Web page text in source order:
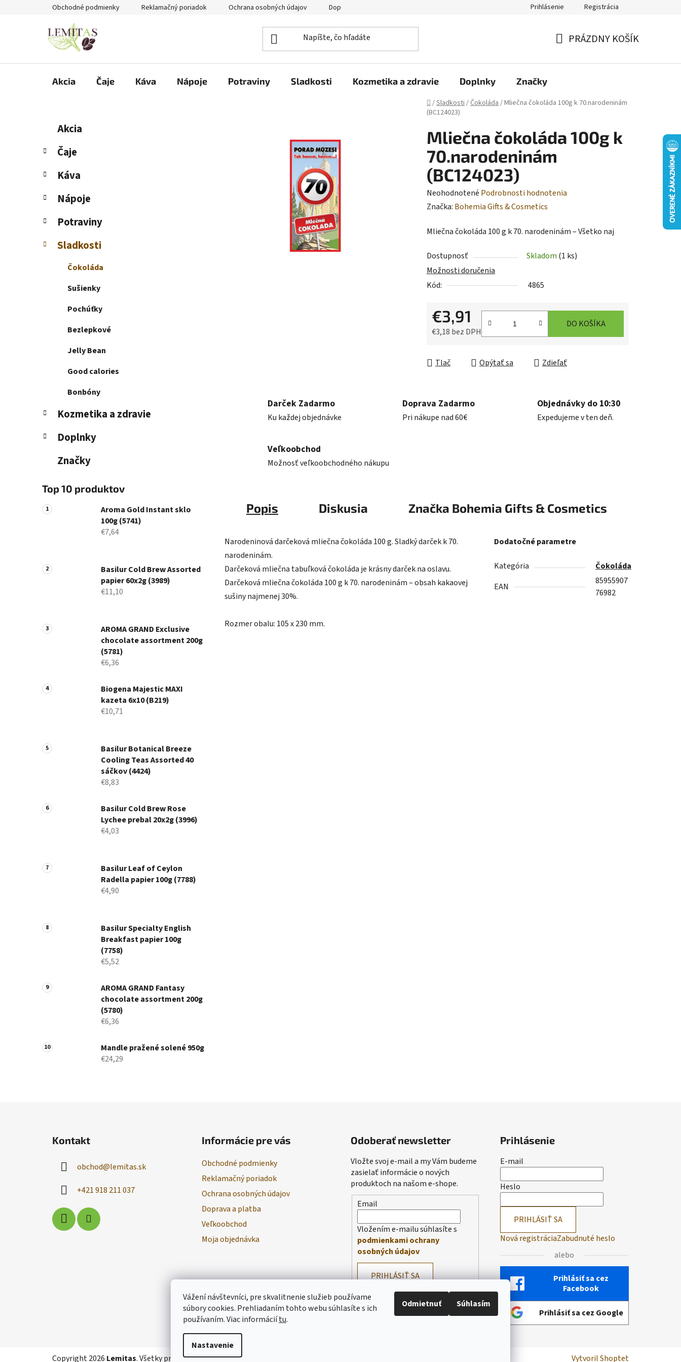
Vážení návštevníci, pre skvalitnenie služieb používame
súbory cookies. Prehliadaním tohto webu súhlasíte s ich
používaním.Viac informáciítu.
Nastavenie
Odmietnuť Súhlasím
Obchodné podmienky Reklamačný poriadok Ochrana osobných údajov Doprava a platba Prihlásenie Registrácia
PRÁZDNY KOŠÍK
Akcia Čaje Káva Nápoje Potraviny Sladkosti Kozmetika a zdravie Doplnky Značky
Domov
/Sladkosti/Čokoláda/Mliečna čokoláda 100g k 70.narodeninám
(BC124023)
č
ý
a
n
l
Preskočiť
kategórie
e
ó
i
Akcia
Čaje
Káva
Nápoje
Potraviny
Sladkosti
Čokoláda
Sušienky
Pochúťky
Bezlepkové
Jelly Bean
Good calories
Bonbóny
Kozmetika a zdravie
Doplnky
Značky
Top 10 produktov
Aroma Gold Instant sklo
100g (5741)
€7,64
Basilur Cold Brew Assorted
papier 60x2g (3989)
€11,10
AROMA GRAND Exclusive
chocolate assortment 200g
(5781)
€6,36
Biogena Majestic MAXI
kazeta 6x10 (B219)
€10,71
Basilur Botanical Breeze
Cooling Teas Assorted 40
sáčkov (4424)
€8,83
Basilur Cold Brew Rose
Lychee prebal 20x2g (3996)
€4,03
Basilur Leaf of Ceylon
Radella papier 100g (7788)
€4,90
Basilur Specialty English
Breakfast papier 100g
(7758)
€5,52
AROMA GRAND Fantasy
chocolate assortment 200g
(5780)
€6,36
Mandle pražené solené 950g
€24,29
Mliečna čokoláda 100g k
70.narodeninám
(BC124023)
Priemerné
hodnotenie
je
z
5
hviezdičiek.
Neohodnotené Podrobnosti hodnotenia
Značka: Bohemia Gifts & Cosmetics
Mliečna čokoláda 100 g k 70. narodeninám – Všetko naj
Dostupnosť Skladom (1 ks)
Možnosti doručenia
Kód:
4865
€3,91
€3,18 bez DPH
DO KOŠÍKA
Tlač Opýtať sa Zdieľať
Darček Zadarmo
Ku každej objednávke
Doprava Zadarmo
Pri nákupe nad 60€
Objednávky do 10:30
Expedujeme v ten deň.
Veľkoobchod
Možnosť veľkoobchodného nákupu
Popis Diskusia Značka Bohemia Gifts & Cosmetics
Narodeninová darčeková mliečna čokoláda 100 g. Sladký darček k 70.
narodeninám.
Darčeková mliečna tabuľková čokoláda je krásny darček na oslavu.
Darčeková mliečna čokoláda 100 g k 70. narodeninám – obsah kakaovej
sušiny najmenej 30%.
Rozmer obalu: 105 x 230 mm.
Dodatočné parametre
Kategória
Čokoláda
EAN
85955907
76982
Kontakt
obchod@lemitas.sk
+421 918 211 037
Informácie pre vás
Obchodné podmienky
Reklamačný poriadok
Ochrana osobných údajov
Doprava a platba
Veľkoobchod
Moja objednávka
Odoberať newsletter
Vložte svoj e-mail a my Vám budeme
zasielať informácie o nových
produktoch na našom e-shope.
Email
Vložením e-mailu súhlasíte s
podmienkami ochrany
osobných údajov
PRIHLÁSIŤ SA
Prihlásenie
E-mail
Heslo
PRIHLÁSIŤ SA
Nová registráciaZabudnuté heslo
alebo
Prihlásiť sa cez
Facebook
Prihlásiť sa cez Google
Vytvoril Shoptet
Copyright 2026 Lemitas. Všetky práva vyhradené.Upraviť nastavenie cookies